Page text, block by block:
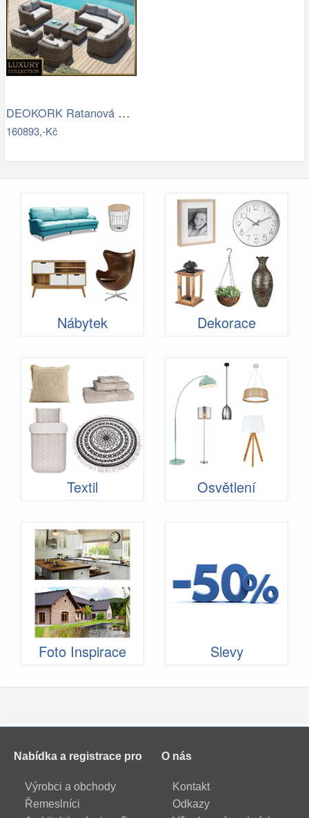
DEOKORK Ratanová modulová sestava…
160893,-Kč
Nábytek Dekorace
Textil Osvětlení
Foto Inspirace Slevy
Nabídka a registrace pro
Výrobci a obchody
Řemeslníci
O nás
Kontakt
Odkazy